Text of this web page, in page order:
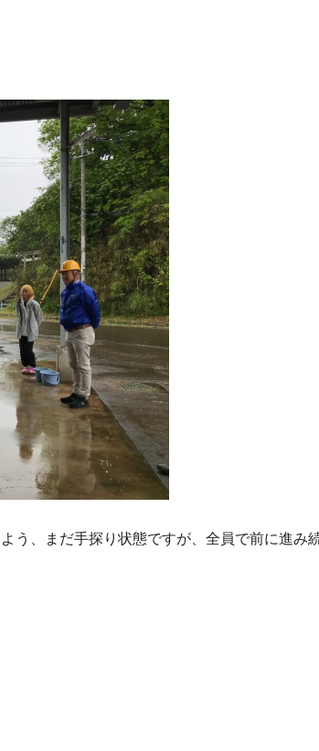
う、まだ手探り状態ですが、全員で前に進み